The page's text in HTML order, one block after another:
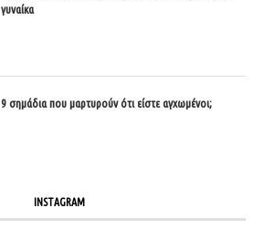
γυναίκα
9 σημάδια που μαρτυρούν ότι είστε αγχωμένοι;
INSTAGRAM